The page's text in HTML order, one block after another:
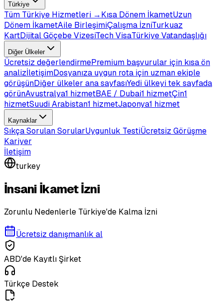
Türkiye
Tüm Türkiye Hizmetleri →Kısa Dönem İkametUzun
Dönem İkametAile BirleşimiÇalışma İzniTurkuaz
KartDijital Göçebe VizesiTech VisaTürkiye Vatandaşlığı
Diğer Ülkeler
Ücretsiz değerlendirmePremium başvurular için kısa ön
analizİletişimDosyanıza uygun rota için uzman ekiple
görüşünDiğer ülkeler ana sayfasıYedi ülkeyi tek sayfada
görünAvustralya1 hizmetBAE / Dubai1 hizmetÇin1
hizmetSuudi Arabistan1 hizmetJaponya1 hizmet
Kaynaklar
Sıkça Sorulan SorularUygunluk TestiÜcretsiz Görüşme
Kariyer
İletişim
turkey
İnsani İkamet İzni
Zorunlu Nedenlerle Türkiye'de Kalma İzni
Ücretsiz danışmanlık al
ABD'de Kayıtlı Şirket
Türkçe Destek